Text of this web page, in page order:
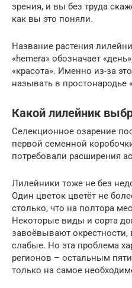
зрения, и вы без труда
как вы это поняли.
Название растения
«hemera» обозначает
«красота». Именно из-за
называть в простонародье
Какой лилейник
Селекционное озарение
первой семенной
потребовали расширения
Лилейники тоже не без
Один цветок цветёт не
столько, что на полтора
Некоторые виды и сорта
завоёвывают
слабые. Но эта проблема
регионов – остальным
только на самое